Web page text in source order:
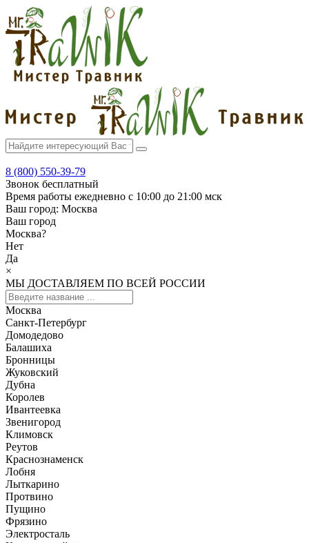
8 (800) 550-39-79
Звонок бесплатный
Время работы ежедневно с 10:00 до 21:00 мск
Ваш город: Москва
Ваш город
Москва?
Нет
Да
×
МЫ ДОСТАВЛЯЕМ ПО ВСЕЙ РОССИИ
Москва
Санкт-Петербург
Домодедово
Балашиха
Бронницы
Жуковский
Дубна
Королев
Ивантеевка
Звенигород
Климовск
Реутов
Краснознаменск
Лобня
Лыткарино
Протвино
Пущино
Фрязино
Электросталь